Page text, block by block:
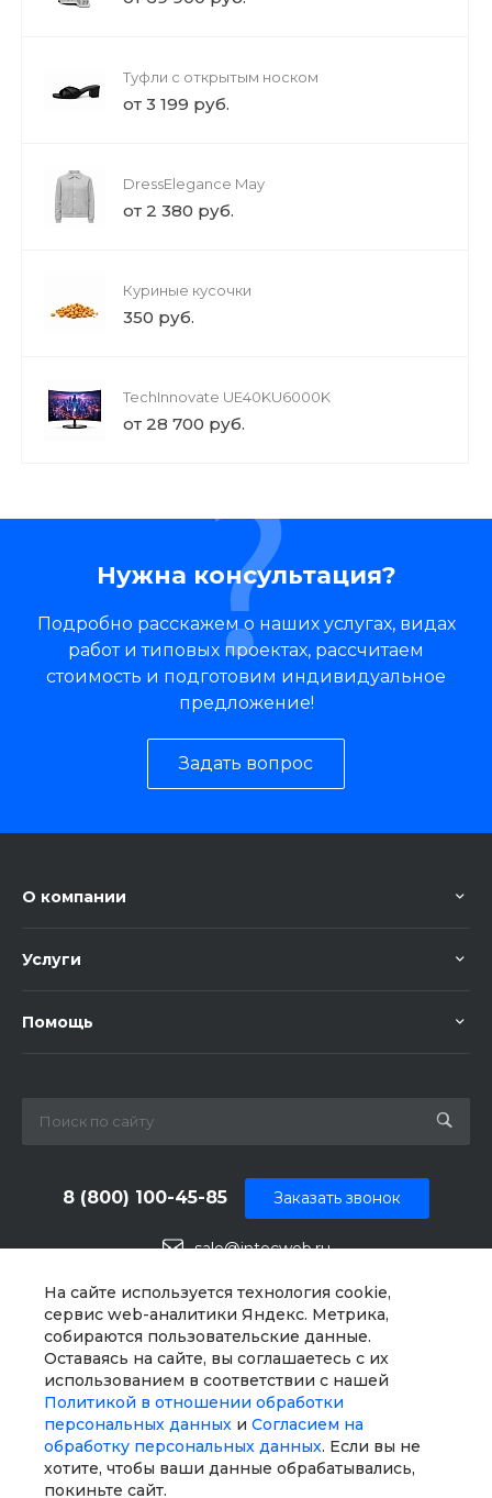
На сайте используется технология cookie,
сервис web-аналитики Яндекс. Метрика,
собираются пользовательские данные.
Оставаясь на сайте, вы соглашаетесь с их
использованием в соответствии с нашей
Политикой в отношении обработки
персональных данных и Согласием на
обработку персональных данных. Если вы не
хотите, чтобы ваши данные обрабатывались,
покиньте сайт.
Туфли с открытым носком
от 3 199 руб.
DressElegance May
от 2 380 руб.
Куриные кусочки
350 руб.
TechInnovate UE40KU6000K
от 28 700 руб.
Нужна консультация?
Подробно расскажем о наших услугах, видах
работ и типовых проектах, рассчитаем
стоимость и подготовим индивидуальное
предложение!
Задать вопрос
О компании
Услуги
Помощь
8 (800) 100-45-85
sale@intecweb.ru
Заказать звонок
г. Челябинск, ул.Свободы, д. 93, оф. 6